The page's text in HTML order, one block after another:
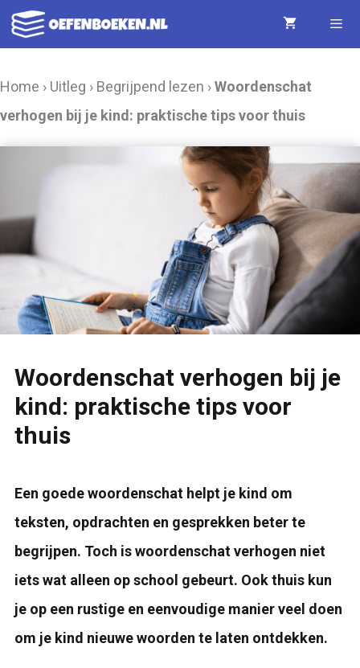
Ga
naar
Home › Uitleg › Begrijpend lezen ›Woordenschat
verhogen bij je kind: praktische tips voor thuis
Woordenschat verhogen bij je
kind: praktische tips voor
thuis
Een goede woordenschat helpt je kind om
teksten, opdrachten en gesprekken beter te
begrijpen. Toch is woordenschat verhogen niet
iets wat alleen op school gebeurt. Ook thuis kun
je op een rustige en eenvoudige manier veel doen
om je kind nieuwe woorden te laten ontdekken.